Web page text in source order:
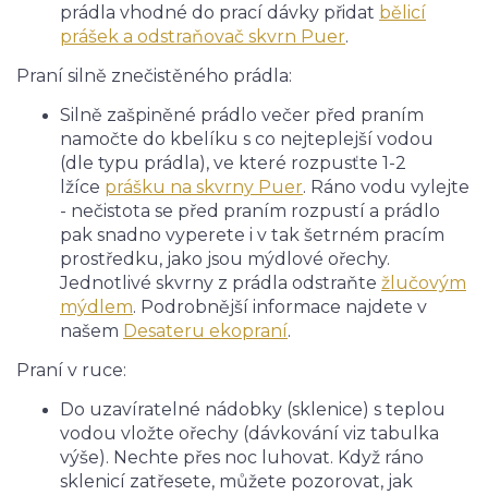
prádla vhodné do prací dávky přidat bělicí
prášek a odstraňovač skvrn Puer.
Praní silně znečistěného prádla:
Silně zašpiněné prádlo večer před praním
namočte do kbelíku s co nejteplejší vodou
(dle typu prádla), ve které rozpusťte 1-2
lžíce prášku na skvrny Puer. Ráno vodu vylejte
- nečistota se před praním rozpustí a prádlo
pak snadno vyperete i v tak šetrném pracím
prostředku, jako jsou mýdlové ořechy.
Jednotlivé skvrny z prádla odstraňte žlučovým
mýdlem. Podrobnější informace najdete v
našem Desateru ekopraní.
Praní v ruce:
Do uzavíratelné nádobky (sklenice) s teplou
vodou vložte ořechy (dávkování viz tabulka
výše). Nechte přes noc luhovat. Když ráno
sklenicí zatřesete, můžete pozorovat, jak